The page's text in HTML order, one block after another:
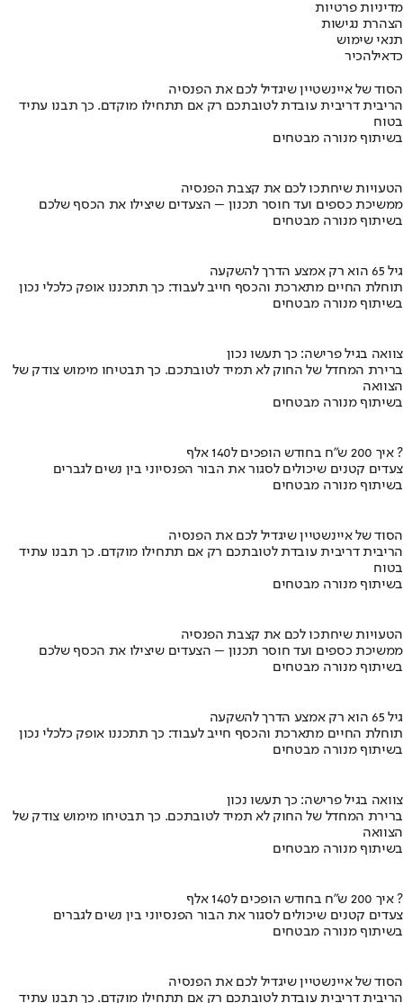
מדיניות פרטיות
הצהרת נגישות
תנאי שימוש
כדאילהכיר
הסוד של איינשטיין שיגדיל לכם את הפנסיה
הריבית דריבית עובדת לטובתכם רק אם תתחילו מוקדם. כך תבנו עתיד
בטוח
בשיתוף מנורה מבטחים
הטעויות שיחתכו לכם את קצבת הפנסיה
ממשיכת כספים ועד חוסר תכנון – הצעדים שיצילו את הכסף שלכם
בשיתוף מנורה מבטחים
גיל 65 הוא רק אמצע הדרך להשקעה
תוחלת החיים מתארכת והכסף חייב לעבוד: כך תתכננו אופק כלכלי נכון
בשיתוף מנורה מבטחים
צוואה בגיל פרישה: כך תעשו נכון
ברירת המחדל של החוק לא תמיד לטובתכם. כך תבטיחו מימוש צודק של
הצוואה
בשיתוף מנורה מבטחים
איך 200 ש"ח בחודש הופכים ל140 אלף ?
צעדים קטנים שיכולים לסגור את הבור הפנסיוני בין נשים לגברים
בשיתוף מנורה מבטחים
הסוד של איינשטיין שיגדיל לכם את הפנסיה
הריבית דריבית עובדת לטובתכם רק אם תתחילו מוקדם. כך תבנו עתיד
בטוח
בשיתוף מנורה מבטחים
הטעויות שיחתכו לכם את קצבת הפנסיה
ממשיכת כספים ועד חוסר תכנון – הצעדים שיצילו את הכסף שלכם
בשיתוף מנורה מבטחים
גיל 65 הוא רק אמצע הדרך להשקעה
תוחלת החיים מתארכת והכסף חייב לעבוד: כך תתכננו אופק כלכלי נכון
בשיתוף מנורה מבטחים
צוואה בגיל פרישה: כך תעשו נכון
ברירת המחדל של החוק לא תמיד לטובתכם. כך תבטיחו מימוש צודק של
הצוואה
בשיתוף מנורה מבטחים
איך 200 ש"ח בחודש הופכים ל140 אלף ?
צעדים קטנים שיכולים לסגור את הבור הפנסיוני בין נשים לגברים
בשיתוף מנורה מבטחים
הסוד של איינשטיין שיגדיל לכם את הפנסיה
הריבית דריבית עובדת לטובתכם רק אם תתחילו מוקדם. כך תבנו עתיד